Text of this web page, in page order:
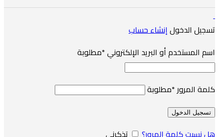
تسجيل الدخولإنشاء حساب
اسم المستخدم أو البريد الإلكتروني*مطلوبة
كلمة المرور*مطلوبة
تسجيل الدخول
هل نسيت كلمة المرور؟ تذكرني